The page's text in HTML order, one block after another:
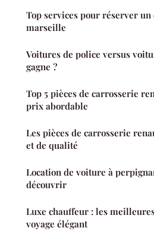
Top services pour réserver
marseille
Voitures de police versus
gagne ?
Top 5 pièces de carrosserie
prix abordable
Les pièces de carrosserie
et de qualité
Location de voiture à
découvrir
Luxe chauffeur : les
voyage élégant